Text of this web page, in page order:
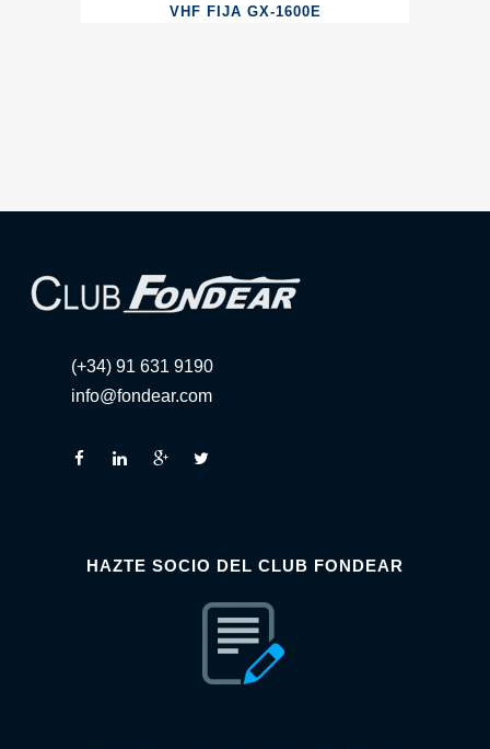
VHF FIJA GX-1600E
(+34) 91 631 9190
info@fondear.com
HAZTE SOCIO DEL CLUB FONDEAR